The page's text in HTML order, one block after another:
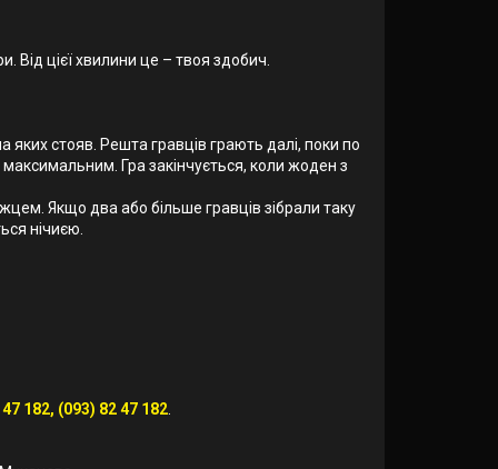
цієї хвилини це – твоя здобич.
яких стояв. Решта гравців грають далі, поки по
Гра закінчується, коли жоден з
Якщо два або більше гравців зібрали таку
нічиєю.
182, (093) 82 47 182